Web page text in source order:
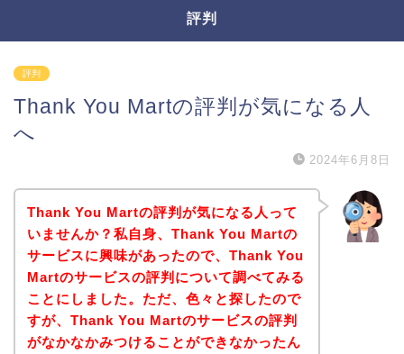
評判
評判
Thank You Martの評判が気になる人
へ
2024年6月8日
Thank You Martの評判が気になる人って
いませんか？私自身、Thank You Martの
サービスに興味があったので、Thank You
Martのサービスの評判について調べてみる
ことにしました。ただ、色々と探したので
すが、Thank You Martのサービスの評判
がなかなかみつけることができなかったん